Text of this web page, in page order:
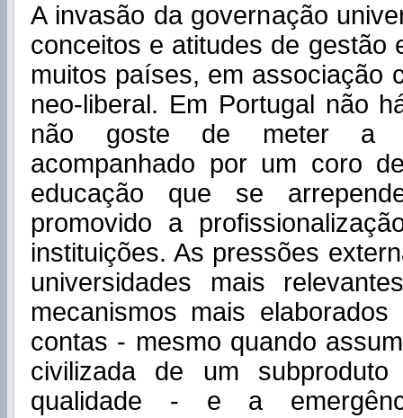
A invasão da governação
conceitos e atitudes de gestão
muitos países, em associação
neo-liberal. Em Portugal não
não goste de meter a
acompanhado por um coro
educação que se
promovido a
instituições. As pressões
universidades mais
mecanismos mais
contas - mesmo quando
civilizada de um
qualidade - e a